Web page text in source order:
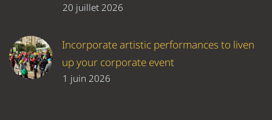
20 juillet 2026
Incorporate artistic performances to liven
up your corporate event
1 juin 2026